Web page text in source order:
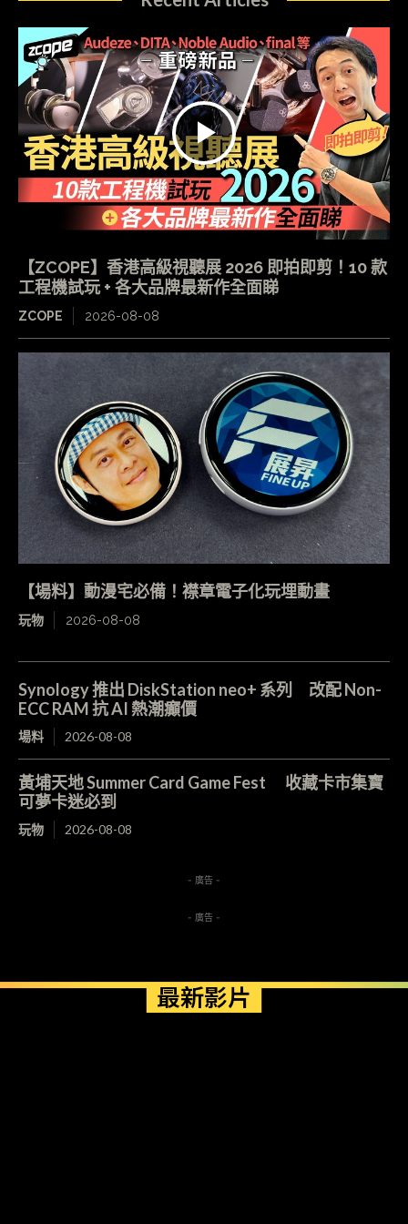
【ZCOPE】香港高級視聽展 2026 即拍即剪！10 款
工程機試玩 + 各大品牌最新作全面睇
ZCOPE 2026-08-08
【場料】動漫宅必備！襟章電子化玩埋動畫
玩物 2026-08-08
Synology 推出 DiskStation neo+ 系列 改配 Non-
ECC RAM 抗 AI 熱潮癲價
場料 2026-08-08
黃埔天地 Summer Card Game Fest 收藏卡市集寶
可夢卡迷必到
玩物 2026-08-08
- 廣告 -
- 廣告 -
最新影片